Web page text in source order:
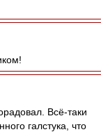
Всё-таки
галстука, что